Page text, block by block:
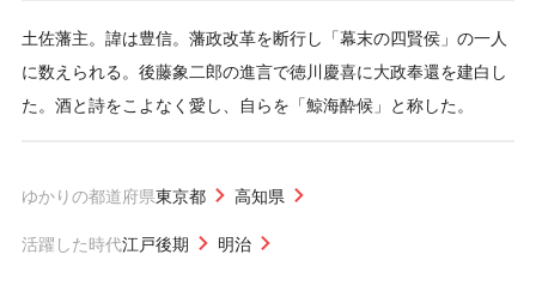
土佐藩主。諱は豊信。藩政改革を断行し「幕末の四賢侯」の一人
に数えられる。後藤象二郎の進言で徳川慶喜に大政奉還を建白し
た。酒と詩をこよなく愛し、自らを「鯨海酔候」と称した。
ゆかりの都道府県東京都
高知県
活躍した時代江戸後期 明治